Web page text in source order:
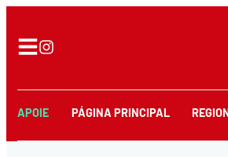
APOIE PÁGINA PRINCIPAL